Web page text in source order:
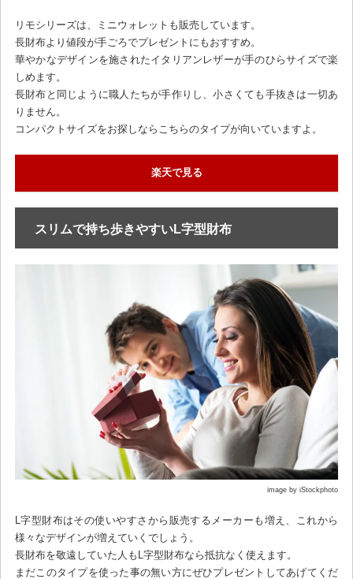
リモシリーズは、ミニウォレットも販売しています。
長財布より値段が手ごろでプレゼントにもおすすめ。
華やかなデザインを施されたイタリアンレザーが手のひらサイズで楽
しめます。
長財布と同じように職人たちが手作りし、小さくても手抜きは一切あ
りません。
コンパクトサイズをお探しならこちらのタイプが向いていますよ。
楽天で見る
スリムで持ち歩きやすいL字型財布
image by iStockphoto
L字型財布はその使いやすさから販売するメーカーも増え、これから
様々なデザインが増えていくでしょう。
長財布を敬遠していた人もL字型財布なら抵抗なく使えます。
まだこのタイプを使った事の無い方にぜひプレゼントしてあげてくだ